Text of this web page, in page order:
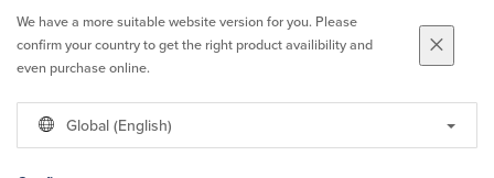
We have a more suitable website version for you. Please
confirm your country to get the right product availibility and
even purchase online.
Global (English)